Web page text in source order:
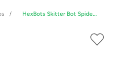
HexBots Skitter Bot Spider Gris 6072914